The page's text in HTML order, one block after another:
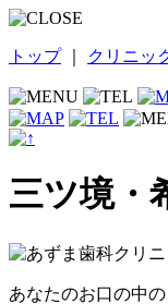
トップ｜ クリニッ
三ツ境・
あなたのお口の中の